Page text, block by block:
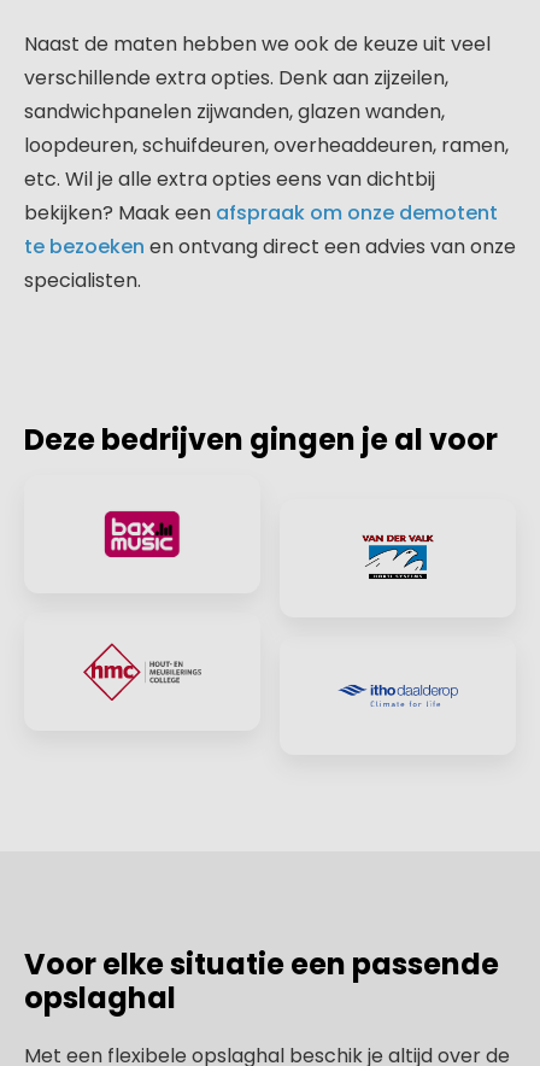
Naast de maten hebben we ook de keuze uit veel
verschillende extra opties. Denk aan zijzeilen,
sandwichpanelen zijwanden, glazen wanden,
loopdeuren, schuifdeuren, overheaddeuren, ramen,
etc. Wil je alle extra opties eens van dichtbij
bekijken? Maak een afspraak om onze demotent
te bezoeken en ontvang direct een advies van onze
specialisten.
Deze bedrijven gingen je al voor
Voor elke situatie een passende
opslaghal
Met een flexibele opslaghal beschik je altijd over de